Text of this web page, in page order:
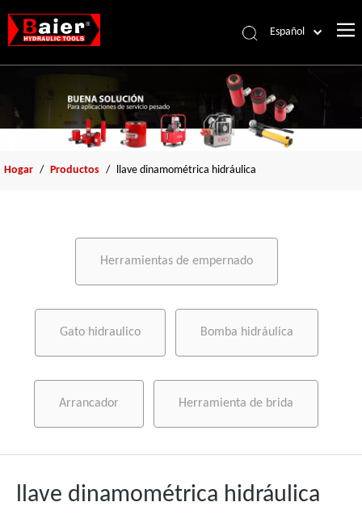
Español
Français
العربية
English
Hogar / Productos / llave dinamométrica hidráulica
Herramientas de empernado
Gato hidraulico Bomba hidráulica
Arrancador Herramienta de brida
llave dinamométrica hidráulica